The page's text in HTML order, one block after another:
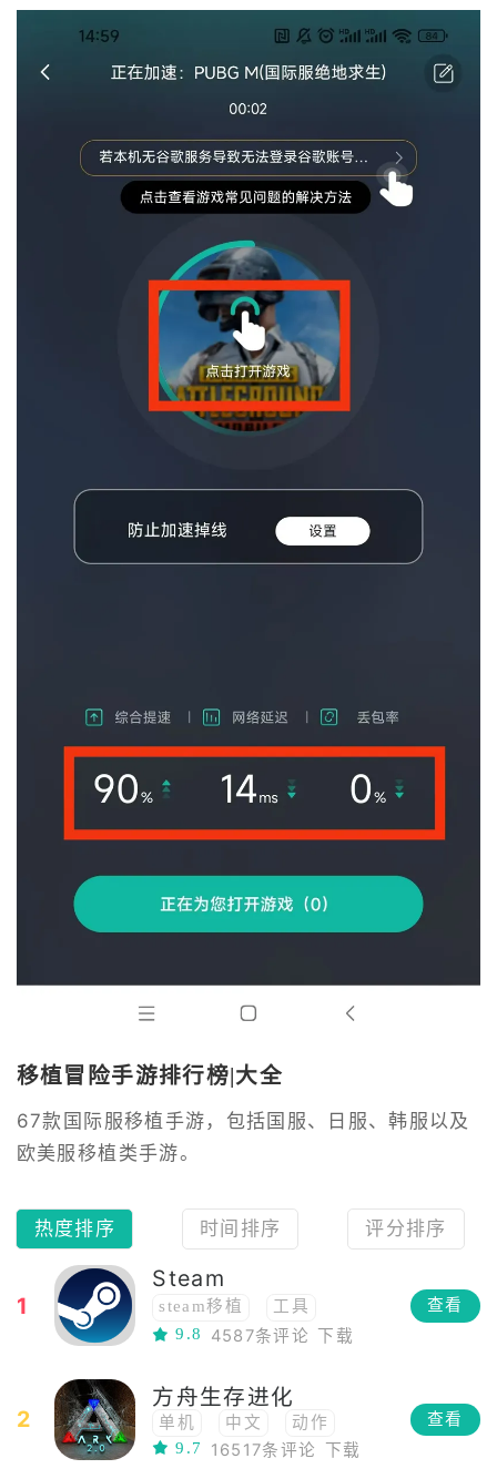
移植冒险手游排行榜|大全
67款国际服移植手游，包括国服、日服、韩服以及
欧美服移植类手游。
热度排序 时间排序 评分排序
1
Steam
steam移植
工具
免费
移植
9.8 4587条评论 下载
查看
2
方舟生存进化
单机 中文
动作
联机
模拟经营
9.7 16517条评论 下载
查看